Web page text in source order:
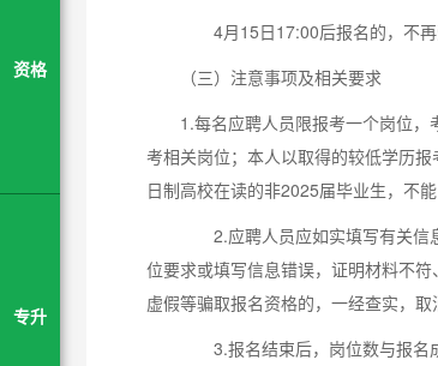
资格
专升
4月15日17:00后报名的，不再
（三）注意事项及相关要求
1.每名应聘人员限报考一个岗位
考相关岗位；本人以取得的较低学历
日制高校在读的非2025届毕业生，不
2.应聘人员应如实填写有关信
位要求或填写信息错误，证明材料不
虚假等骗取报名资格的，一经查实，取
3.报名结束后，岗位数与报名